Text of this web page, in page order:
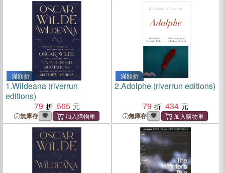
滿額折
1.Wildeana (riverrun
editions)
79
565
無庫存
滿額折
2.Adolphe (riverrun editions)
79
434
無庫存